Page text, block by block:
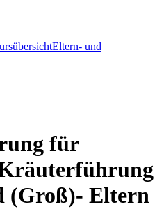
Eltern- und
für
(Groß)- Eltern